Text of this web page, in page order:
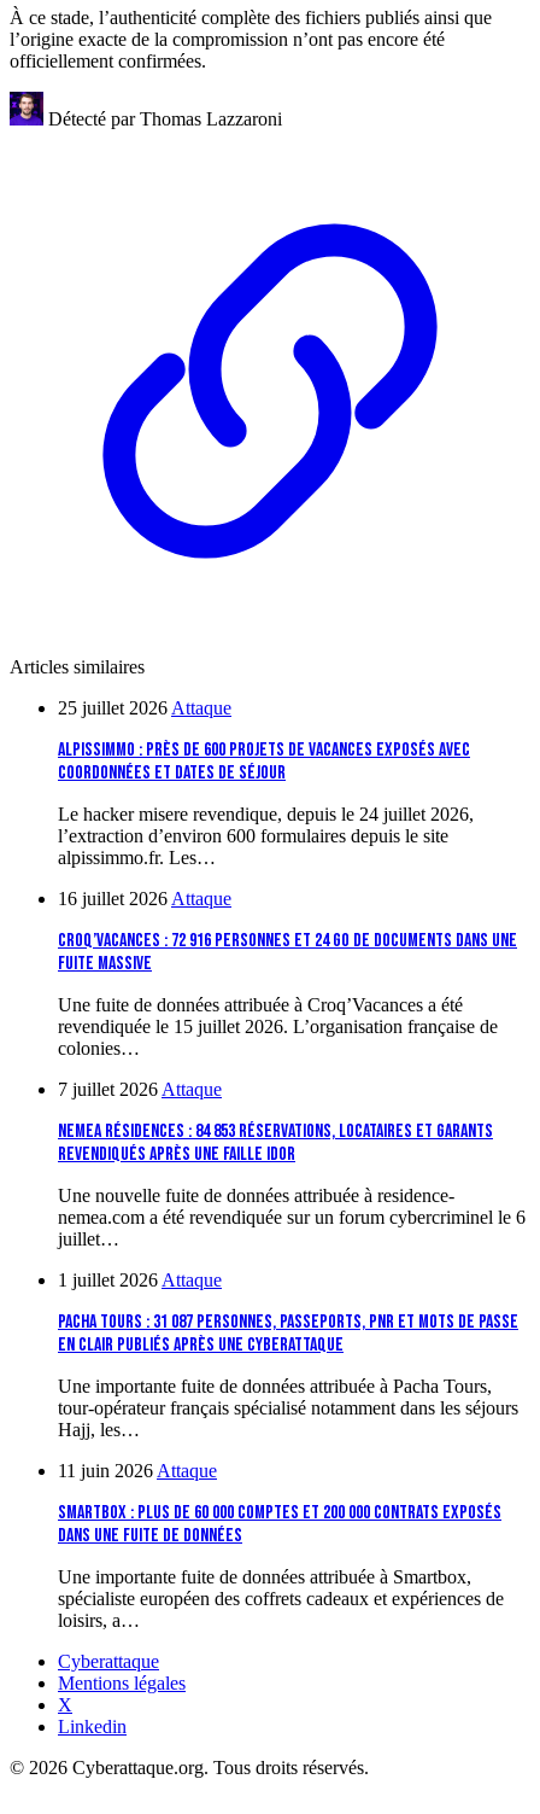
À ce stade, l’authenticité complète des fichiers publiés ainsi que
l’origine exacte de la compromission n’ont pas encore été
officiellement confirmées.
Détecté parThomas Lazzaroni
Articles similaires
25 juillet 2026 Attaque
Alpissimmo : près de 600 projets de vacances exposés avec
coordonnées et dates de séjour
Le hacker misere revendique, depuis le 24 juillet 2026,
l’extraction d’environ 600 formulaires depuis le site
alpissimmo.fr. Les…
16 juillet 2026 Attaque
Croq’Vacances : 72 916 personnes et 24 Go de documents dans une
fuite massive
Une fuite de données attribuée à Croq’Vacances a été
revendiquée le 15 juillet 2026. L’organisation française de
colonies…
7 juillet 2026 Attaque
Nemea Résidences : 84 853 réservations, locataires et garants
revendiqués après une faille IDOR
Une nouvelle fuite de données attribuée à residence-
nemea.com a été revendiquée sur un forum cybercriminel le 6
juillet…
1 juillet 2026 Attaque
Pacha Tours : 31 087 personnes, passeports, PNR et mots de passe
en clair publiés après une cyberattaque
Une importante fuite de données attribuée à Pacha Tours,
tour-opérateur français spécialisé notamment dans les séjours
Hajj, les…
11 juin 2026 Attaque
Smartbox : plus de 60 000 comptes et 200 000 contrats exposés
dans une fuite de données
Une importante fuite de données attribuée à Smartbox,
spécialiste européen des coffrets cadeaux et expériences de
loisirs, a…
Cyberattaque
Mentions légales
X
Linkedin
© 2026 Cyberattaque.org. Tous droits réservés.